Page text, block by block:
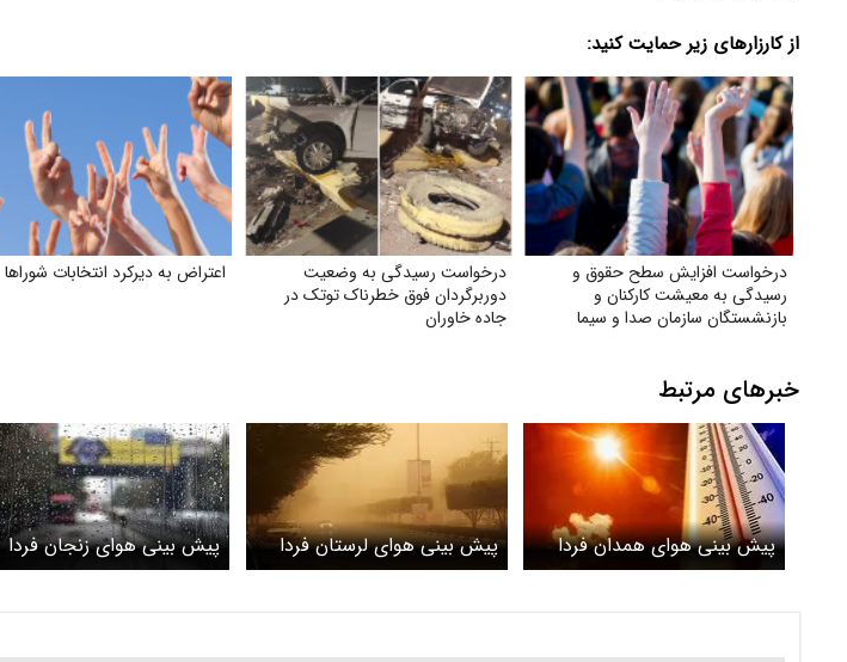
از کارزارهای زیر حمایت کنید:
درخواست افزایش سطح حقوق و
رسیدگی به معیشت کارکنان و
بازنشستگان سازمان صدا و سیما
درخواست رسیدگی به وضعیت
دوربرگردان فوق‌ خطرناک توتک در
جاده خاوران
اعتراض به دیرکرد انتخابات شوراها
خبرهای مرتبط
پیش بینی هوای همدان فردا
چهارشنبه 13 خرداد/ افزایش 3
پیش بینی هوای لرستان فردا
چهارشنبه 13 خرداد/ افزایش
پیش بینی هوای زنجان فردا
چهارشنبه 13 خرداد/ باران در